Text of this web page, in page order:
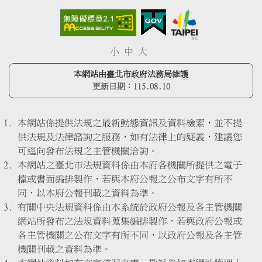
小 中 大
本網站由臺北市政府法務局維護
更新日期： 115.08.10
本網站係提供法規之最新動態資訊及資料檢索，並不提
供法規及法律諮詢之服務，如有法律上的疑義，建議您
可逕向發布法規之主管機關洽詢。
本網站之臺北市法規資料係由本府各機關所提供之電子
檔或書面編排製作，若與本府公報之公布文字有所不
同，以本府公報刊載之資料為準。
有關中央法規資料係由本系統於政府公報及各主管機關
網站所發布之法規資料蒐集編排製作，若與政府公報或
各主管機關之公布文字有所不同，以政府公報及各主管
機關刊載之資料為準。